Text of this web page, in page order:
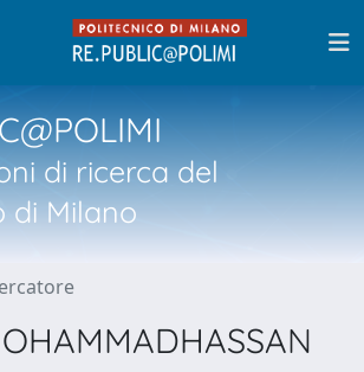
di ricerca del
di Milano